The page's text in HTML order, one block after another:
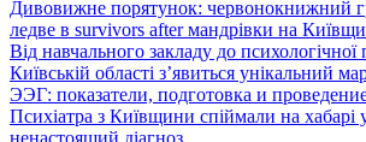
Дивовижне порятунок: червонокнижний
ледве в survivors after мандрівки на
Від навчального закладу до
Київській області з’явиться унікальний
ЭЭГ: показатели, подготовка и
Психіатра з Київщини спіймали на хабарі